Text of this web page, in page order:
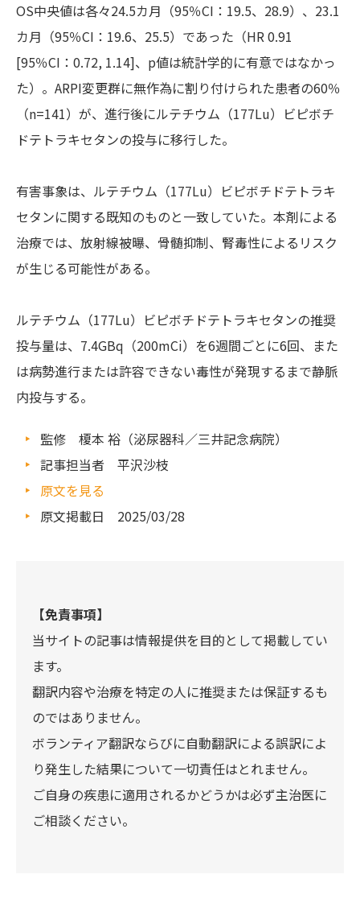
OS中央値は各々24.5カ月（95％CI：19.5、28.9）、23.1
カ月（95％CI：19.6、25.5）であった（HR 0.91
[95％CI：0.72, 1.14]、p値は統計学的に有意ではなかっ
た）。ARPI変更群に無作為に割り付けられた患者の60％
（n=141）が、進行後にルテチウム（177Lu）ビピボチ
ドテトラキセタンの投与に移行した。
有害事象は、ルテチウム（177Lu）ビピボチドテトラキ
セタンに関する既知のものと一致していた。本剤による
治療では、放射線被曝、骨髄抑制、腎毒性によるリスク
が生じる可能性がある。
ルテチウム（177Lu）ビピボチドテトラキセタンの推奨
投与量は、7.4GBq（200mCi）を6週間ごとに6回、また
は病勢進行または許容できない毒性が発現するまで静脈
内投与する。
監修 榎本 裕（泌尿器科／三井記念病院）
記事担当者 平沢沙枝
原文を見る
原文掲載日 2025/03/28
【免責事項】
当サイトの記事は情報提供を目的として掲載してい
ます。
翻訳内容や治療を特定の人に推奨または保証するも
のではありません。
ボランティア翻訳ならびに自動翻訳による誤訳によ
り発生した結果について一切責任はとれません。
ご自身の疾患に適用されるかどうかは必ず主治医に
ご相談ください。